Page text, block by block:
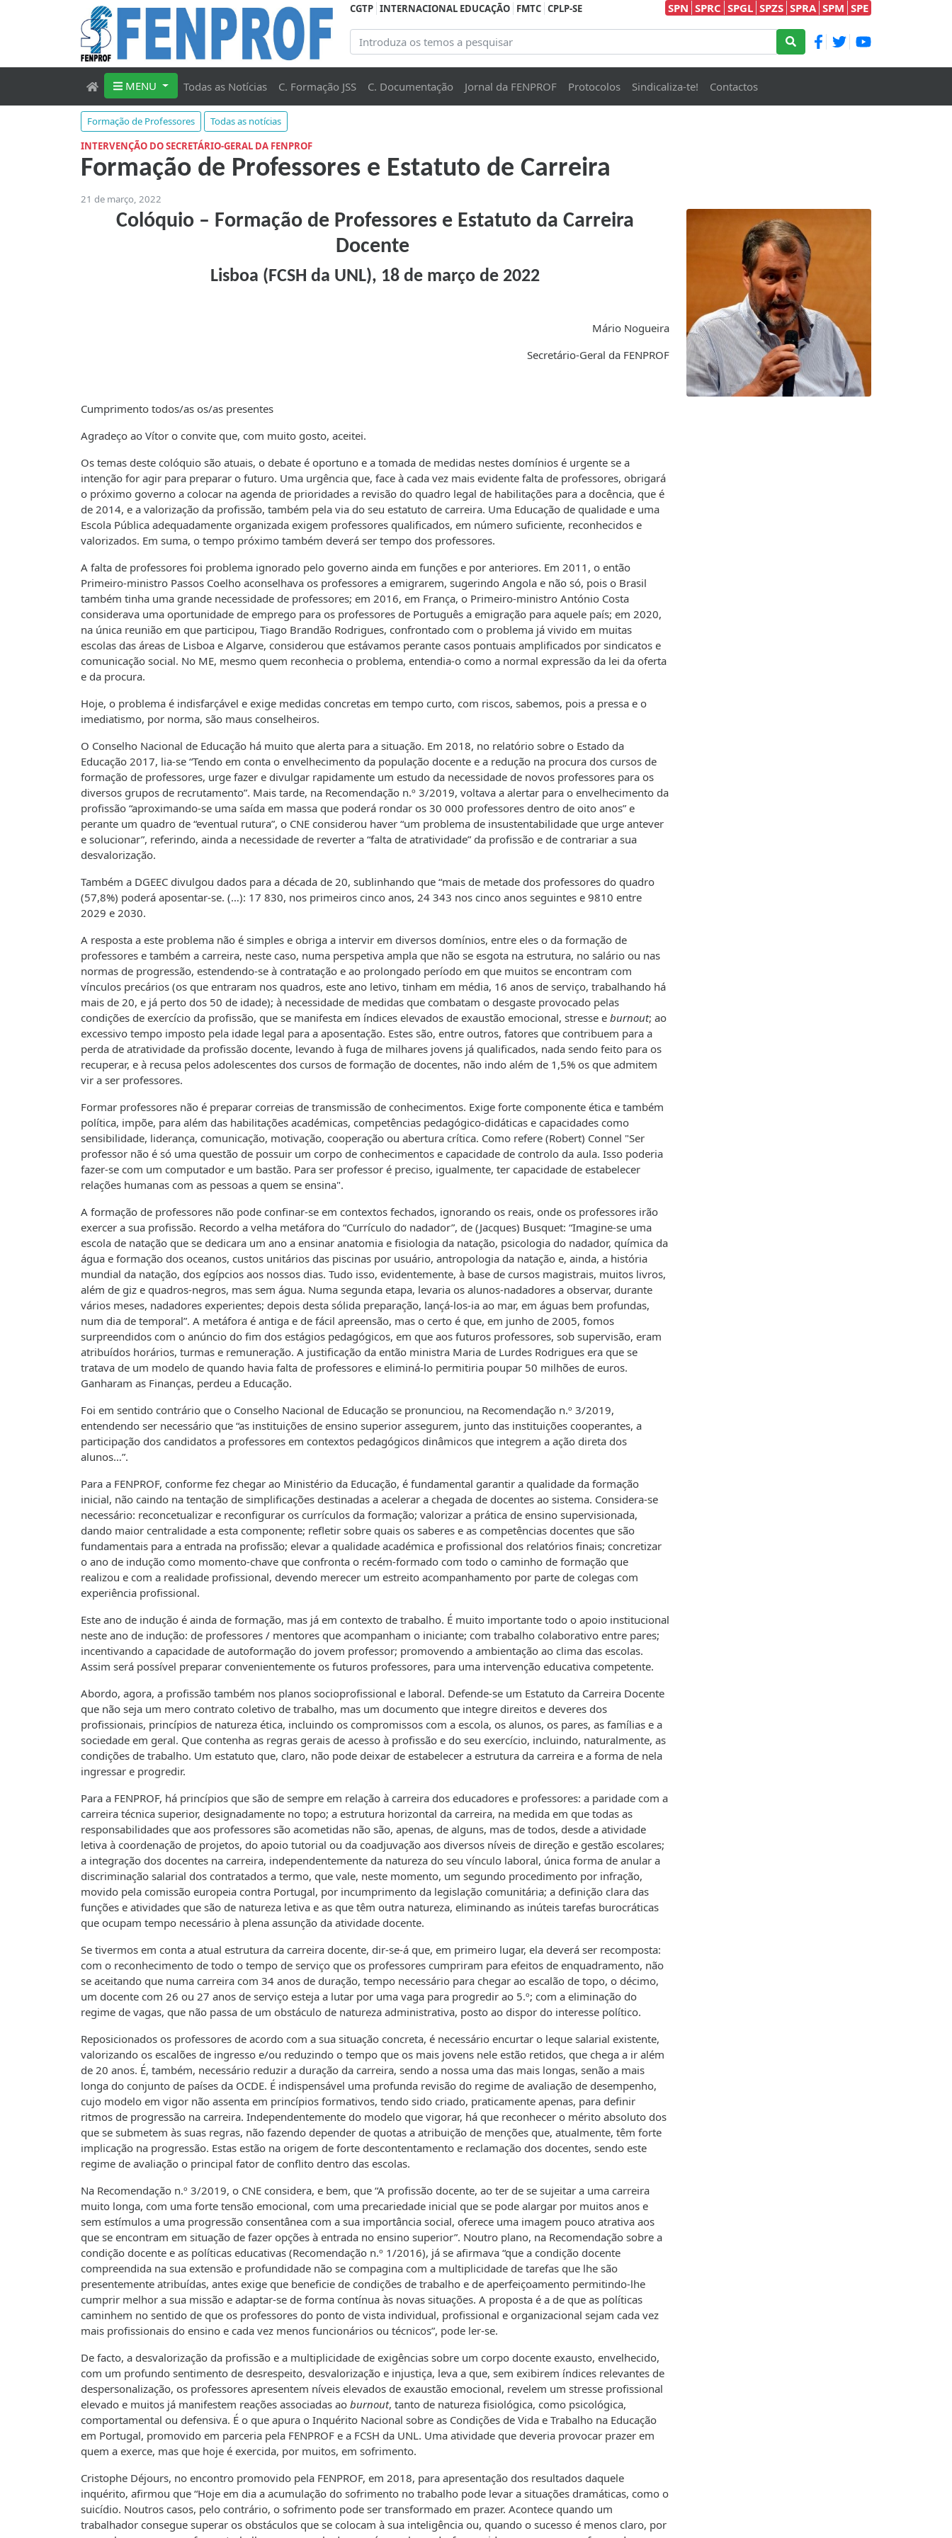
CGTP INTERNACIONAL EDUCAÇÃO FMTC CPLP-SE SPN SPRC SPGL SPZS SPRA SPM SPE
MENU Todas as Notícias C. Formação JSS C. Documentação Jornal da FENPROF Protocolos Sindicaliza-te! Contactos
Formação de Professores
Todas as notícias
INTERVENÇÃO DO SECRETÁRIO-GERAL DA FENPROF
Formação de Professores e Estatuto de Carreira
21 de março, 2022
Colóquio – Formação de Professores e Estatuto da Carreira
Docente
Lisboa (FCSH da UNL), 18 de março de 2022
Mário Nogueira
Secretário-Geral da FENPROF
Cumprimento todos/as os/as presentes
Agradeço ao Vítor o convite que, com muito gosto, aceitei.
Os temas deste colóquio são atuais, o debate é oportuno e a tomada de medidas nestes domínios é urgente se a
intenção for agir para preparar o futuro. Uma urgência que, face à cada vez mais evidente falta de professores, obrigará
o próximo governo a colocar na agenda de prioridades a revisão do quadro legal de habilitações para a docência, que é
de 2014, e a valorização da profissão, também pela via do seu estatuto de carreira. Uma Educação de qualidade e uma
Escola Pública adequadamente organizada exigem professores qualificados, em número suficiente, reconhecidos e
valorizados. Em suma, o tempo próximo também deverá ser tempo dos professores.
A falta de professores foi problema ignorado pelo governo ainda em funções e por anteriores. Em 2011, o então
Primeiro-ministro Passos Coelho aconselhava os professores a emigrarem, sugerindo Angola e não só, pois o Brasil
também tinha uma grande necessidade de professores; em 2016, em França, o Primeiro-ministro António Costa
considerava uma oportunidade de emprego para os professores de Português a emigração para aquele país; em 2020,
na única reunião em que participou, Tiago Brandão Rodrigues, confrontado com o problema já vivido em muitas
escolas das áreas de Lisboa e Algarve, considerou que estávamos perante casos pontuais amplificados por sindicatos e
comunicação social. No ME, mesmo quem reconhecia o problema, entendia-o como a normal expressão da lei da oferta
e da procura.
Hoje, o problema é indisfarçável e exige medidas concretas em tempo curto, com riscos, sabemos, pois a pressa e o
imediatismo, por norma, são maus conselheiros.
O Conselho Nacional de Educação há muito que alerta para a situação. Em 2018, no relatório sobre o Estado da
Educação 2017, lia-se “Tendo em conta o envelhecimento da população docente e a redução na procura dos cursos de
formação de professores, urge fazer e divulgar rapidamente um estudo da necessidade de novos professores para os
diversos grupos de recrutamento”. Mais tarde, na Recomendação n.º 3/2019, voltava a alertar para o envelhecimento da
profissão “aproximando-se uma saída em massa que poderá rondar os 30 000 professores dentro de oito anos” e
perante um quadro de “eventual rutura”, o CNE considerou haver “um problema de insustentabilidade que urge antever
e solucionar”, referindo, ainda a necessidade de reverter a “falta de atratividade” da profissão e de contrariar a sua
desvalorização.
Também a DGEEC divulgou dados para a década de 20, sublinhando que “mais de metade dos professores do quadro
(57,8%) poderá aposentar-se. (…): 17 830, nos primeiros cinco anos, 24 343 nos cinco anos seguintes e 9810 entre
2029 e 2030.
A resposta a este problema não é simples e obriga a intervir em diversos domínios, entre eles o da formação de
professores e também a carreira, neste caso, numa perspetiva ampla que não se esgota na estrutura, no salário ou nas
normas de progressão, estendendo-se à contratação e ao prolongado período em que muitos se encontram com
vínculos precários (os que entraram nos quadros, este ano letivo, tinham em média, 16 anos de serviço, trabalhando há
mais de 20, e já perto dos 50 de idade); à necessidade de medidas que combatam o desgaste provocado pelas
condições de exercício da profissão, que se manifesta em índices elevados de exaustão emocional, stresse e burnout; ao
excessivo tempo imposto pela idade legal para a aposentação. Estes são, entre outros, fatores que contribuem para a
perda de atratividade da profissão docente, levando à fuga de milhares jovens já qualificados, nada sendo feito para os
recuperar, e à recusa pelos adolescentes dos cursos de formação de docentes, não indo além de 1,5% os que admitem
vir a ser professores.
Formar professores não é preparar correias de transmissão de conhecimentos. Exige forte componente ética e também
política, impõe, para além das habilitações académicas, competências pedagógico-didáticas e capacidades como
sensibilidade, liderança, comunicação, motivação, cooperação ou abertura crítica. Como refere (Robert) Connel "Ser
professor não é só uma questão de possuir um corpo de conhecimentos e capacidade de controlo da aula. Isso poderia
fazer-se com um computador e um bastão. Para ser professor é preciso, igualmente, ter capacidade de estabelecer
relações humanas com as pessoas a quem se ensina".
A formação de professores não pode confinar-se em contextos fechados, ignorando os reais, onde os professores irão
exercer a sua profissão. Recordo a velha metáfora do “Currículo do nadador”, de (Jacques) Busquet: “Imagine-se uma
escola de natação que se dedicara um ano a ensinar anatomia e fisiologia da natação, psicologia do nadador, química da
água e formação dos oceanos, custos unitários das piscinas por usuário, antropologia da natação e, ainda, a história
mundial da natação, dos egípcios aos nossos dias. Tudo isso, evidentemente, à base de cursos magistrais, muitos livros,
além de giz e quadros-negros, mas sem água. Numa segunda etapa, levaria os alunos-nadadores a observar, durante
vários meses, nadadores experientes; depois desta sólida preparação, lançá-los-ia ao mar, em águas bem profundas,
num dia de temporal”. A metáfora é antiga e de fácil apreensão, mas o certo é que, em junho de 2005, fomos
surpreendidos com o anúncio do fim dos estágios pedagógicos, em que aos futuros professores, sob supervisão, eram
atribuídos horários, turmas e remuneração. A justificação da então ministra Maria de Lurdes Rodrigues era que se
tratava de um modelo de quando havia falta de professores e eliminá-lo permitiria poupar 50 milhões de euros.
Ganharam as Finanças, perdeu a Educação.
Foi em sentido contrário que o Conselho Nacional de Educação se pronunciou, na Recomendação n.º 3/2019,
entendendo ser necessário que “as instituições de ensino superior assegurem, junto das instituições cooperantes, a
participação dos candidatos a professores em contextos pedagógicos dinâmicos que integrem a ação direta dos
alunos…”.
Para a FENPROF, conforme fez chegar ao Ministério da Educação, é fundamental garantir a qualidade da formação
inicial, não caindo na tentação de simplificações destinadas a acelerar a chegada de docentes ao sistema. Considera-se
necessário: reconcetualizar e reconfigurar os currículos da formação; valorizar a prática de ensino supervisionada,
dando maior centralidade a esta componente; refletir sobre quais os saberes e as competências docentes que são
fundamentais para a entrada na profissão; elevar a qualidade académica e profissional dos relatórios finais; concretizar
o ano de indução como momento-chave que confronta o recém-formado com todo o caminho de formação que
realizou e com a realidade profissional, devendo merecer um estreito acompanhamento por parte de colegas com
experiência profissional.
Este ano de indução é ainda de formação, mas já em contexto de trabalho. É muito importante todo o apoio institucional
neste ano de indução: de professores / mentores que acompanham o iniciante; com trabalho colaborativo entre pares;
incentivando a capacidade de autoformação do jovem professor; promovendo a ambientação ao clima das escolas.
Assim será possível preparar convenientemente os futuros professores, para uma intervenção educativa competente.
Abordo, agora, a profissão também nos planos socioprofissional e laboral. Defende-se um Estatuto da Carreira Docente
que não seja um mero contrato coletivo de trabalho, mas um documento que integre direitos e deveres dos
profissionais, princípios de natureza ética, incluindo os compromissos com a escola, os alunos, os pares, as famílias e a
sociedade em geral. Que contenha as regras gerais de acesso à profissão e do seu exercício, incluindo, naturalmente, as
condições de trabalho. Um estatuto que, claro, não pode deixar de estabelecer a estrutura da carreira e a forma de nela
ingressar e progredir.
Para a FENPROF, há princípios que são de sempre em relação à carreira dos educadores e professores: a paridade com a
carreira técnica superior, designadamente no topo; a estrutura horizontal da carreira, na medida em que todas as
responsabilidades que aos professores são acometidas não são, apenas, de alguns, mas de todos, desde a atividade
letiva à coordenação de projetos, do apoio tutorial ou da coadjuvação aos diversos níveis de direção e gestão escolares;
a integração dos docentes na carreira, independentemente da natureza do seu vínculo laboral, única forma de anular a
discriminação salarial dos contratados a termo, que vale, neste momento, um segundo procedimento por infração,
movido pela comissão europeia contra Portugal, por incumprimento da legislação comunitária; a definição clara das
funções e atividades que são de natureza letiva e as que têm outra natureza, eliminando as inúteis tarefas burocráticas
que ocupam tempo necessário à plena assunção da atividade docente.
Se tivermos em conta a atual estrutura da carreira docente, dir-se-á que, em primeiro lugar, ela deverá ser recomposta:
com o reconhecimento de todo o tempo de serviço que os professores cumpriram para efeitos de enquadramento, não
se aceitando que numa carreira com 34 anos de duração, tempo necessário para chegar ao escalão de topo, o décimo,
um docente com 26 ou 27 anos de serviço esteja a lutar por uma vaga para progredir ao 5.º; com a eliminação do
regime de vagas, que não passa de um obstáculo de natureza administrativa, posto ao dispor do interesse político.
Reposicionados os professores de acordo com a sua situação concreta, é necessário encurtar o leque salarial existente,
valorizando os escalões de ingresso e/ou reduzindo o tempo que os mais jovens nele estão retidos, que chega a ir além
de 20 anos. É, também, necessário reduzir a duração da carreira, sendo a nossa uma das mais longas, senão a mais
longa do conjunto de países da OCDE. É indispensável uma profunda revisão do regime de avaliação de desempenho,
cujo modelo em vigor não assenta em princípios formativos, tendo sido criado, praticamente apenas, para definir
ritmos de progressão na carreira. Independentemente do modelo que vigorar, há que reconhecer o mérito absoluto dos
que se submetem às suas regras, não fazendo depender de quotas a atribuição de menções que, atualmente, têm forte
implicação na progressão. Estas estão na origem de forte descontentamento e reclamação dos docentes, sendo este
regime de avaliação o principal fator de conflito dentro das escolas.
Na Recomendação n.º 3/2019, o CNE considera, e bem, que “A profissão docente, ao ter de se sujeitar a uma carreira
muito longa, com uma forte tensão emocional, com uma precariedade inicial que se pode alargar por muitos anos e
sem estímulos a uma progressão consentânea com a sua importância social, oferece uma imagem pouco atrativa aos
que se encontram em situação de fazer opções à entrada no ensino superior”. Noutro plano, na Recomendação sobre a
condição docente e as políticas educativas (Recomendação n.º 1/2016), já se afirmava “que a condição docente
compreendida na sua extensão e profundidade não se compagina com a multiplicidade de tarefas que lhe são
presentemente atribuídas, antes exige que beneficie de condições de trabalho e de aperfeiçoamento permitindo-lhe
cumprir melhor a sua missão e adaptar-se de forma contínua às novas situações. A proposta é a de que as políticas
caminhem no sentido de que os professores do ponto de vista individual, profissional e organizacional sejam cada vez
mais profissionais do ensino e cada vez menos funcionários ou técnicos”, pode ler-se.
De facto, a desvalorização da profissão e a multiplicidade de exigências sobre um corpo docente exausto, envelhecido,
com um profundo sentimento de desrespeito, desvalorização e injustiça, leva a que, sem exibirem índices relevantes de
despersonalização, os professores apresentem níveis elevados de exaustão emocional, revelem um stresse profissional
elevado e muitos já manifestem reações associadas ao burnout, tanto de natureza fisiológica, como psicológica,
comportamental ou defensiva. É o que apura o Inquérito Nacional sobre as Condições de Vida e Trabalho na Educação
em Portugal, promovido em parceria pela FENPROF e a FCSH da UNL. Uma atividade que deveria provocar prazer em
quem a exerce, mas que hoje é exercida, por muitos, em sofrimento.
Cristophe Déjours, no encontro promovido pela FENPROF, em 2018, para apresentação dos resultados daquele
inquérito, afirmou que “Hoje em dia a acumulação do sofrimento no trabalho pode levar a situações dramáticas, como o
suicídio. Noutros casos, pelo contrário, o sofrimento pode ser transformado em prazer. Acontece quando um
trabalhador consegue superar os obstáculos que se colocam à sua inteligência ou, quando o sucesso é menos claro, por